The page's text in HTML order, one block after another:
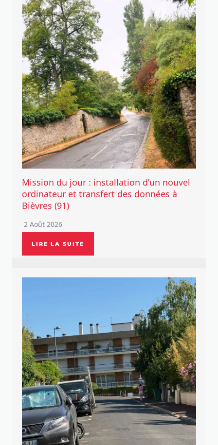
Mission du jour : installation d’un nouvel
ordinateur et transfert des données à
Bièvres (91)
2 Août 2026
LIRE LA SUITE